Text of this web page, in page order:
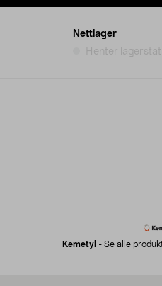
Nettlager
Henter
Kemetyl - Se alle